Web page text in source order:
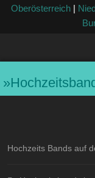
Oberösterreich
Hochzeits Bands auf